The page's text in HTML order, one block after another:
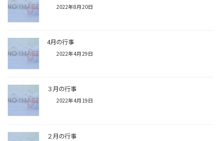
2022年8月20日
4月の行事
2022年4月29日
３月の行事
2022年4月19日
２月の行事